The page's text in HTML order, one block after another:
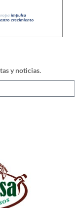
y noticias.